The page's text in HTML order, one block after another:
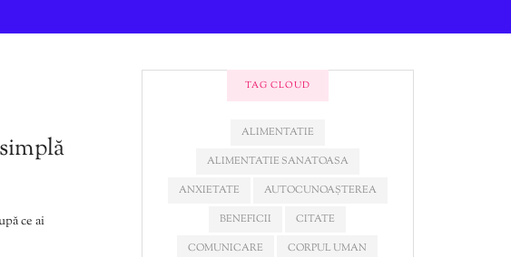
ce ai
TAG CLOUD
ALIMENTATIE
ALIMENTATIE SANATOASA
ANXIETATE
AUTOCUNOAȘTEREA
BENEFICII
CITATE
COMUNICARE
CORPUL UMAN